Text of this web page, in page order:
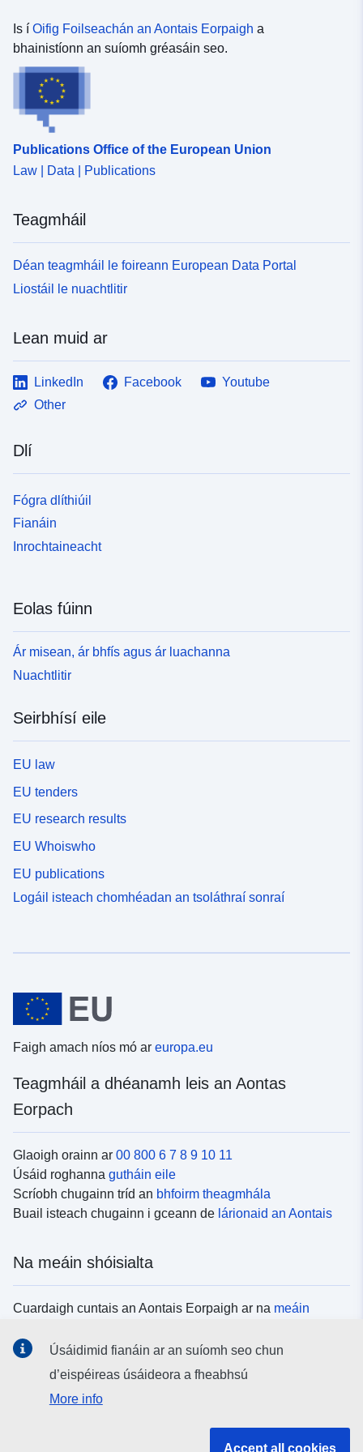
Is í Oifig Foilseachán an Aontais Eorpaigh a
bhainistíonn an suíomh gréasáin seo.
Publications Office of the European Union
Law | Data | Publications
Teagmháil
Déan teagmháil le foireann European Data Portal
Liostáil le nuachtlitir
Lean muid ar
LinkedIn Facebook
Youtube
Other
Dlí
Fógra dlíthiúil
Fianáin
Inrochtaineacht
Eolas fúinn
Ár misean, ár bhfís agus ár luachanna
Nuachtlitir
Seirbhísí eile
EU law
EU tenders
EU research results
EU Whoiswho
EU publications
Logáil isteach chomhéadan an tsoláthraí sonraí
Faigh amach níos mó ar europa.eu
Teagmháil a dhéanamh leis an Aontas
Eorpach
Glaoigh orainn ar 00 800 6 7 8 9 10 11
Úsáid roghanna gutháin eile
Scríobh chugainn tríd an bhfoirm theagmhála
Buail isteach chugainn i gceann de lárionaid an Aontais
Na meáin shóisialta
Cuardaigh cuntais an Aontais Eorpaigh ar na meáin
Úsáidimid fianáin ar an suíomh seo chun
d’eispéireas úsáideora a fheabhsú
More info
Accept all cookies